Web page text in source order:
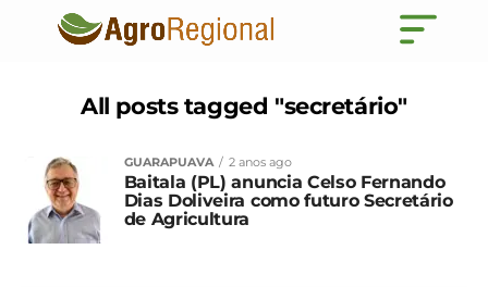
All posts tagged "secretário"
GUARAPUAVA 2 anos ago
Baitala (PL) anuncia Celso Fernando
Dias Doliveira como futuro Secretário
de Agricultura